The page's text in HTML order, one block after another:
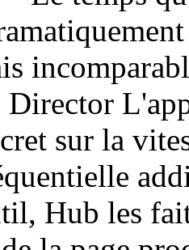
sur la
Hub les